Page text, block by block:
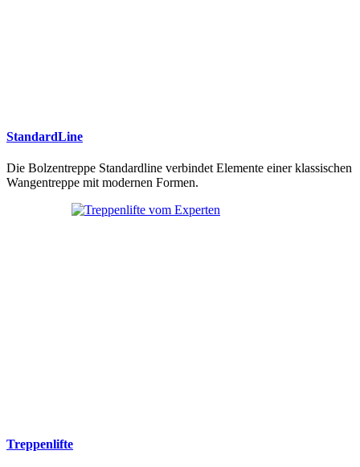
StandardLine
Die Bolzentreppe Standardline verbindet Elemente einer klassischen
Wangentreppe mit modernen Formen.
Treppenlifte